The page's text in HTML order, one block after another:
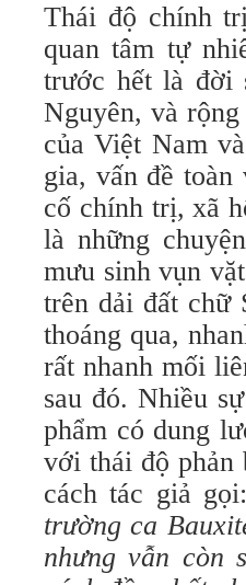
Thái độ chính
quan tâm tự
trước hết là đời
Nguyên, và
của Việt Nam
gia, vấn đề toàn
cố chính trị, xã
là những
mưu sinh vụn
trên dải đất chữ
thoáng qua,
rất nhanh mối
sau đó. Nhiều
phẩm có dung
với thái độ phản
cách tác giả gọi:
trường ca
nhưng vẫn còn